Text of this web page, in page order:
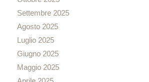
Settembre 2025
Agosto 2025
Luglio 2025
Giugno 2025
Maggio 2025